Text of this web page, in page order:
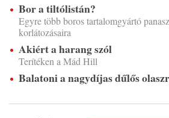
Bor a tiltólistán?
Egyre több boros tartalomgyártó
korlátozásaira
Akiért a harang szól
Terítéken a Mád Hill
Balatoni a nagydíjas dűlős